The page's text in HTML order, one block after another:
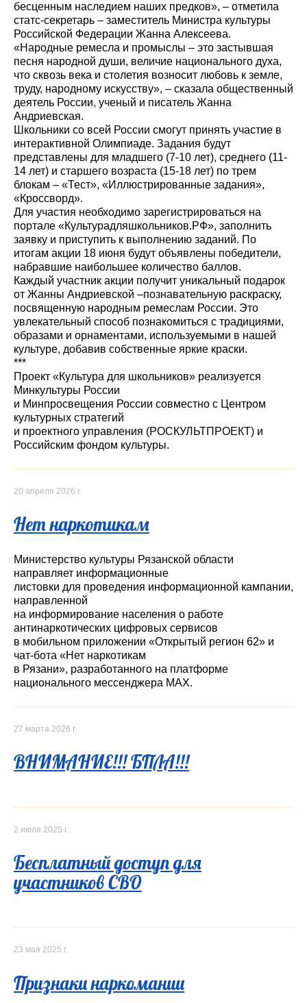
бесценным наследием наших предков», – отметила
статс-секретарь – заместитель Министра культуры
Российской Федерации Жанна Алексеева.
«Народные ремесла и промыслы – это застывшая
песня народной души, величие национального духа,
что сквозь века и столетия возносит любовь к земле,
труду, народному искусству», – сказала общественный
деятель России, ученый и писатель Жанна
Андриевская.
Школьники со всей России смогут принять участие в
интерактивной Олимпиаде. Задания будут
представлены для младшего (7-10 лет), среднего (11-
14 лет) и старшего возраста (15-18 лет) по трем
блокам – «Тест», «Иллюстрированные задания»,
«Кроссворд».
Для участия необходимо зарегистрироваться на
портале «Культурадляшкольников.РФ», заполнить
заявку и приступить к выполнению заданий. По
итогам акции 18 июня будут объявлены победители,
набравшие наибольшее количество баллов.
Каждый участник акции получит уникальный подарок
от Жанны Андриевской –познавательную раскраску,
посвященную народным ремеслам России. Это
увлекательный способ познакомиться с традициями,
образами и орнаментами, используемыми в нашей
культуре, добавив собственные яркие краски.
***
Проект «Культура для школьников» реализуется
Минкультуры России
и Минпросвещения России совместно с Центром
культурных стратегий
и проектного управления (РОСКУЛЬТПРОЕКТ) и
Российским фондом культуры.
20 апреля 2026 г.
Нет наркотикам
Министерство культуры Рязанской области
направляет информационные
листовки для проведения информационной кампании,
направленной
на информирование населения о работе
антинаркотических цифровых сервисов
в мобильном приложении «Открытый регион 62» и
чат-бота «Нет наркотикам
в Рязани», разработанного на платформе
национального мессенджера МАХ.
27 марта 2026 г.
ВНИМАНИЕ!!! БПЛА!!!
2 июля 2025 г.
Бесплатный доступ для
участников СВО
23 мая 2025 г.
Признаки наркомании